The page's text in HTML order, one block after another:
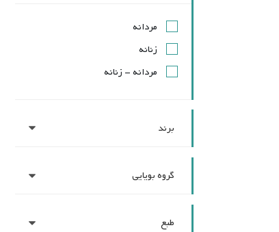
مردانه
زنانه
مردانه - زنانه
برند
گروه بویایی
طبع